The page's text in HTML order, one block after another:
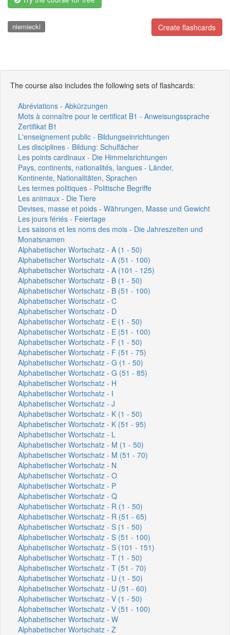
Create flashcards
niemiecki
The course also includes the following sets of flashcards:
Abréviations - Abkürzungen
Mots à connaître pour le certificat B1 - Anweisungssprache
Zertifikat B1
L'enseignement public - Bildungseinrichtungen
Les disciplines - Bildung: Schulfächer
Les points cardinaux - Die Himmelsrichtungen
Pays, continents, nationalités, langues - Länder,
Kontinente, Nationalitäten, Sprachen
Les termes politiques - Politische Begriffe
Les animaux - Die Tiere
Devises, masse et poids - Währungen, Masse und Gewicht
Les jours fériés - Feiertage
Les saisons et les noms des mois - Die Jahreszeiten und
Monatsnamen
Alphabetischer Wortschatz - A (1 - 50)
Alphabetischer Wortschatz - A (51 - 100)
Alphabetischer Wortschatz - A (101 - 125)
Alphabetischer Wortschatz - B (1 - 50)
Alphabetischer Wortschatz - B (51 - 100)
Alphabetischer Wortschatz - C
Alphabetischer Wortschatz - D
Alphabetischer Wortschatz - E (1 - 50)
Alphabetischer Wortschatz - E (51 - 100)
Alphabetischer Wortschatz - F (1 - 50)
Alphabetischer Wortschatz - F (51 - 75)
Alphabetischer Wortschatz - G (1 - 50)
Alphabetischer Wortschatz - G (51 - 85)
Alphabetischer Wortschatz - H
Alphabetischer Wortschatz - I
Alphabetischer Wortschatz - J
Alphabetischer Wortschatz - K (1 - 50)
Alphabetischer Wortschatz - K (51 - 95)
Alphabetischer Wortschatz - L
Alphabetischer Wortschatz - M (1 - 50)
Alphabetischer Wortschatz - M (51 - 70)
Alphabetischer Wortschatz - N
Alphabetischer Wortschatz - O
Alphabetischer Wortschatz - P
Alphabetischer Wortschatz - Q
Alphabetischer Wortschatz - R (1 - 50)
Alphabetischer Wortschatz - R (51 - 65)
Alphabetischer Wortschatz - S (1 - 50)
Alphabetischer Wortschatz - S (51 - 100)
Alphabetischer Wortschatz - S (101 - 151)
Alphabetischer Wortschatz - T (1 - 50)
Alphabetischer Wortschatz - T (51 - 70)
Alphabetischer Wortschatz - U (1 - 50)
Alphabetischer Wortschatz - U (51 - 60)
Alphabetischer Wortschatz - V (1 - 50)
Alphabetischer Wortschatz - V (51 - 100)
Alphabetischer Wortschatz - W
Alphabetischer Wortschatz - Z